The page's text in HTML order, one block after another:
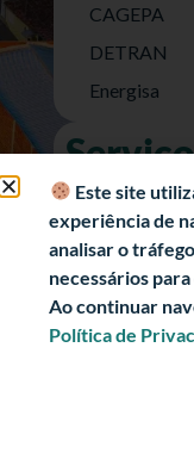
CAGEPA
DETRAN
Energisa
Nota Fiscal
e-SIC
História
Informações
Este site
experiência de
analisar o
necessários
Ao continuar
Política de